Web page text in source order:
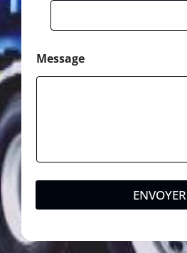
Message
ENVOYER